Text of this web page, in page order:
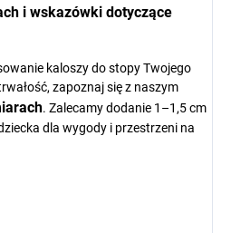
i wskazówki dotyczące
kaloszy do stopy Twojego
zapoznaj się z naszym
. Zalecamy dodanie 1–1,5 cm
dla wygody i przestrzeni na